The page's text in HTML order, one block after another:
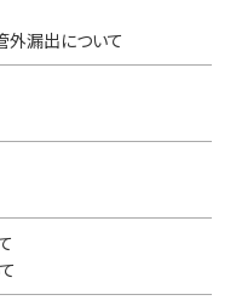
外漏出について